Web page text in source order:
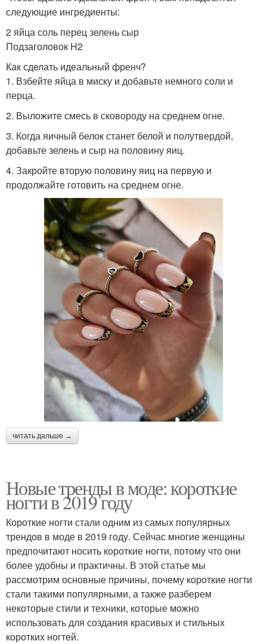
следующие ингредиенты:
2 яйца соль перец зелень сыр
Подзаголовок H2
Как сделать идеальный френч?
1. Взбейте яйца в миску и добавьте немного соли и
перца.
2. Выложите смесь в сковороду на среднем огне.
3. Когда яичный белок станет белой и полутвердой,
добавьте зелень и сыр на половину яиц.
4. Закройте вторую половину яиц на первую и
продолжайте готовить на среднем огне.
читать дальше →
Новые тренды в моде: короткие
ногти в 2019 году
Короткие ногти стали одним из самых популярных
трендов в моде в 2019 году. Сейчас многие женщины
предпочитают носить короткие ногти, потому что они
более удобны и практичны. В этой статье мы
рассмотрим основные причины, почему короткие ногти
стали такими популярными, а также разберем
некоторые стили и техники, которые можно
использовать для создания красивых и стильных
коротких ногтей.